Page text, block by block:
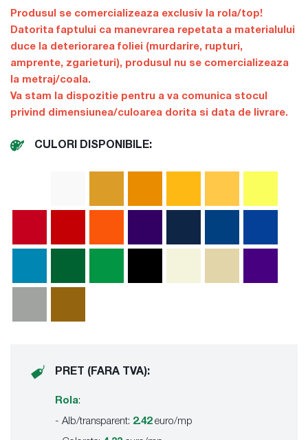
Produsul se comercializeaza exclusiv la rola/top!
Datorita faptului ca manevrarea repetata a materialului
duce la deteriorarea foliei (murdarire, rupturi,
amprente, zgarieturi), produsul nu se comercializeaza
la metraj/coala.
Va stam la dispozitie pentru a va comunica stocul
privind dimensiunea/culoarea dorita si data de livrare.
CULORI DISPONIBILE:
PRET (FARA TVA):
Rola:
- Alb/transparent: 2.42 euro/mp